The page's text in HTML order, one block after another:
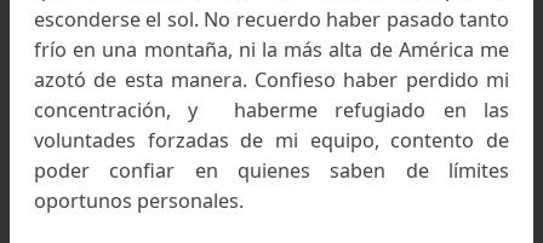
descuido. El clima nos seguía acompañando,
que el campamento siguiente de la sexta
fue en una cumbre a 5800 metros, luego de
caminado el filo como nos propusimos, pero
con fuertes caídas a ambos lados. Teníamos
unos 2 metros de pendiente hacia arriba, a
oeste requeríos cuesta abajo, y hacia el este